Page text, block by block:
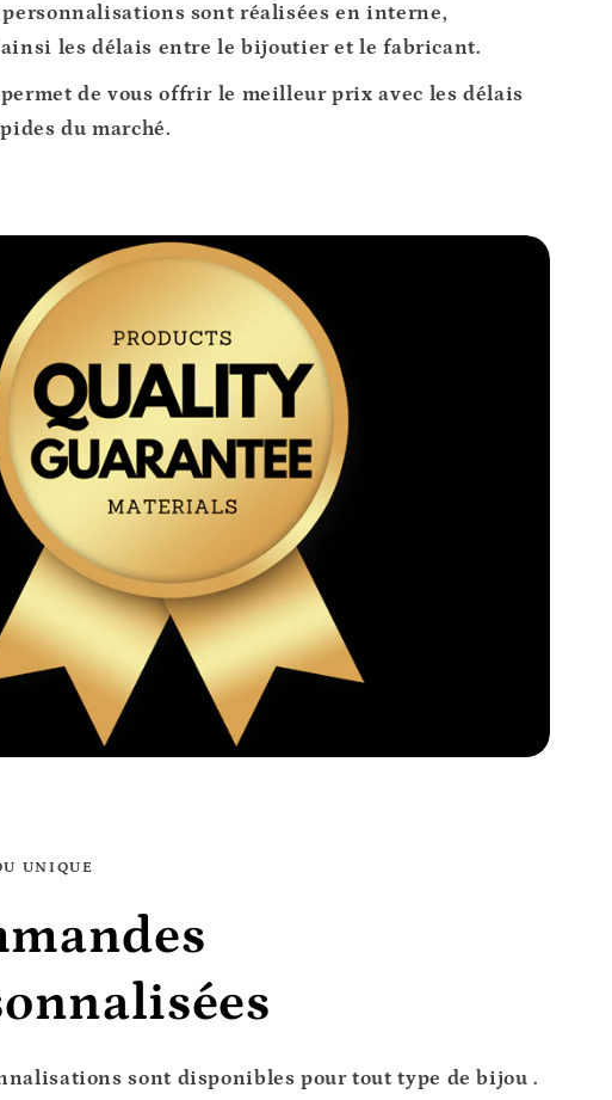
personnalisations sont réalisées en interne,
les délais entre le bijoutier et le fabricant.
de vous offrir le meilleur prix avec les délais
du marché.
UNIQUE
sont disponibles pour tout type de bijou .